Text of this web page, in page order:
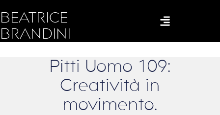
BEATRICE
BRANDINI
Pitti Uomo 109:
Creatività in
movimento.